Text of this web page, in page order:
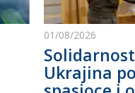
01/08/2026
Ukrajina